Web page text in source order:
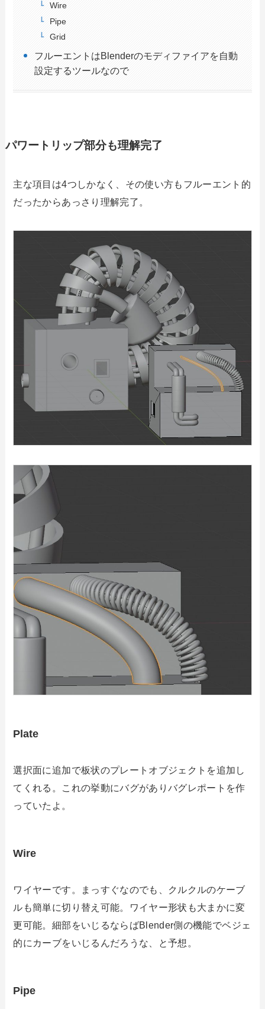
Wire
Pipe
Grid
フルーエントはBlenderのモディファイアを自動
設定するツールなので
パワートリップ部分も理解完了
主な項目は4つしかなく、その使い方もフルーエント的
だったからあっさり理解完了。
Plate
選択面に追加で板状のプレートオブジェクトを追加し
てくれる。これの挙動にバグがありバグレポートを作
っていたよ。
Wire
ワイヤーです。まっすぐなのでも、クルクルのケーブ
ルも簡単に切り替え可能。ワイヤー形状も大まかに変
更可能。細部をいじるならばBlender側の機能でベジェ
的にカーブをいじるんだろうな、と予想。
Pipe